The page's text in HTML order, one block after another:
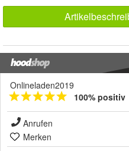
Onlineladen2019
100% positiv
Anrufen
Merken